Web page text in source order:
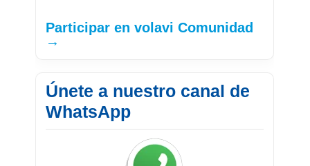
Participar en volavi Comunidad
→
Únete a nuestro canal de
WhatsApp